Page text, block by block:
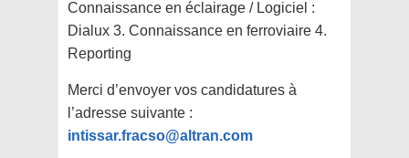
Connaissance en éclairage / Logiciel :
Dialux 3. Connaissance en ferroviaire 4.
Reporting
Merci d’envoyer vos candidatures à
l’adresse suivante :
intissar.fracso@altran.com